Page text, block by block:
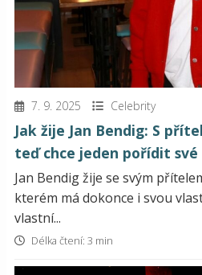
7. 9. 2025 Celebrity
Jak žije Jan Bendig: S
teď chce jeden pořídit své
Jan Bendig žije se svým
kterém má dokonce i svou
vlastní...
Délka čtení: 3 min